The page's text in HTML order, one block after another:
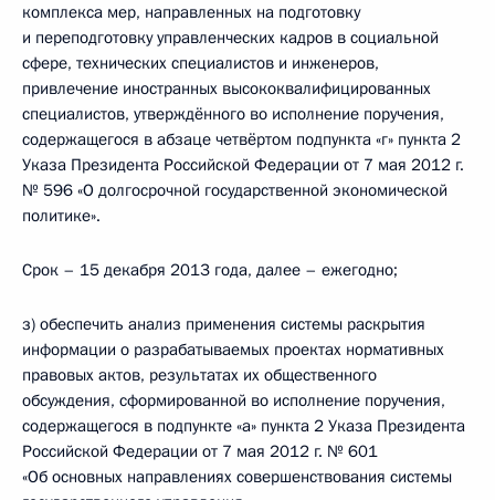
комплекса мер, направленных на подготовку
и переподготовку управленческих кадров в социальной
сфере, технических специалистов и инженеров,
привлечение иностранных высококвалифицированных
специалистов, утверждённого во исполнение поручения,
содержащегося в абзаце четвёртом подпункта «г» пункта 2
Указа Президента Российской Федерации от 7 мая 2012 г.
№ 596 «О долгосрочной государственной экономической
политике».
Срок – 15 декабря 2013 года, далее – ежегодно;
з) обеспечить анализ применения системы раскрытия
информации о разрабатываемых проектах нормативных
правовых актов, результатах их общественного
обсуждения, сформированной во исполнение поручения,
содержащегося в подпункте «а» пункта 2 Указа Президента
Российской Федерации от 7 мая 2012 г. № 601
«Об основных направлениях совершенствования системы